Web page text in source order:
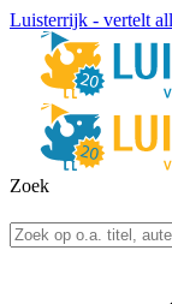
Luisterrijk - vertelt
Zoek